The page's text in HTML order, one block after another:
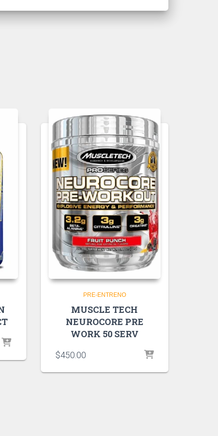
PRE-ENTRENO
MUSCLE TECH
NEUROCORE PRE
WORK 50 SERV
$450.00